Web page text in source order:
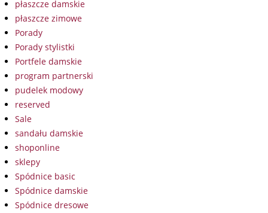
płaszcze damskie
płaszcze zimowe
Porady
Porady stylistki
Portfele damskie
program partnerski
pudelek modowy
reserved
Sale
sandału damskie
shoponline
sklepy
Spódnice basic
Spódnice damskie
Spódnice dresowe